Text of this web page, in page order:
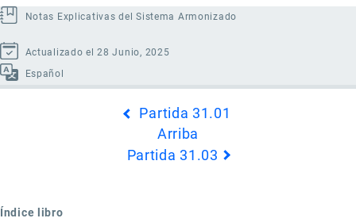
Notas Explicativas del Sistema Armonizado
Actualizado el 28 Junio, 2025
Español
Partida 31.01
Arriba
Partida 31.03
Índice libro